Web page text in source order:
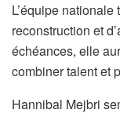
L’équipe
reconstruction et
échéances, elle
combiner talent et
Hannibal Mejbri